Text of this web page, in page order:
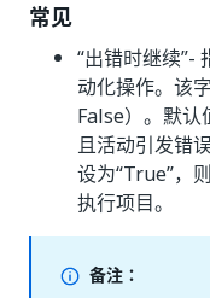
常见
“出错时继续”-
动化操作。该
False）。默认
且活动引发错
设为“True”，
执行项目。
备注：